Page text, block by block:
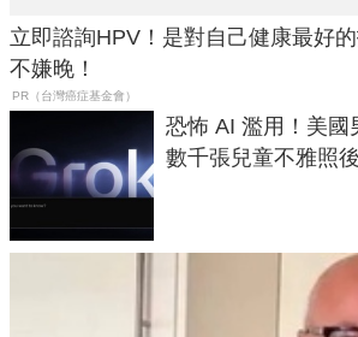
立即諮詢HPV！是對自己健康最好
不嫌晚！
PR（台灣癌症基金會）
恐怖 AI 濫用！美國
數千張兒童不雅照